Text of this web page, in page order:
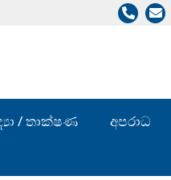
/ තාක්ෂණ අපරාධ